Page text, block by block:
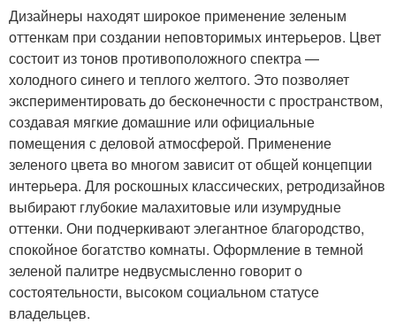
Дизайнеры находят широкое применение зеленым
оттенкам при создании неповторимых интерьеров. Цвет
состоит из тонов противоположного спектра —
холодного синего и теплого желтого. Это позволяет
экспериментировать до бесконечности с пространством,
создавая мягкие домашние или официальные
помещения с деловой атмосферой. Применение
зеленого цвета во многом зависит от общей концепции
интерьера. Для роскошных классических, ретродизайнов
выбирают глубокие малахитовые или изумрудные
оттенки. Они подчеркивают элегантное благородство,
спокойное богатство комнаты. Оформление в темной
зеленой палитре недвусмысленно говорит о
состоятельности, высоком социальном статусе
владельцев.